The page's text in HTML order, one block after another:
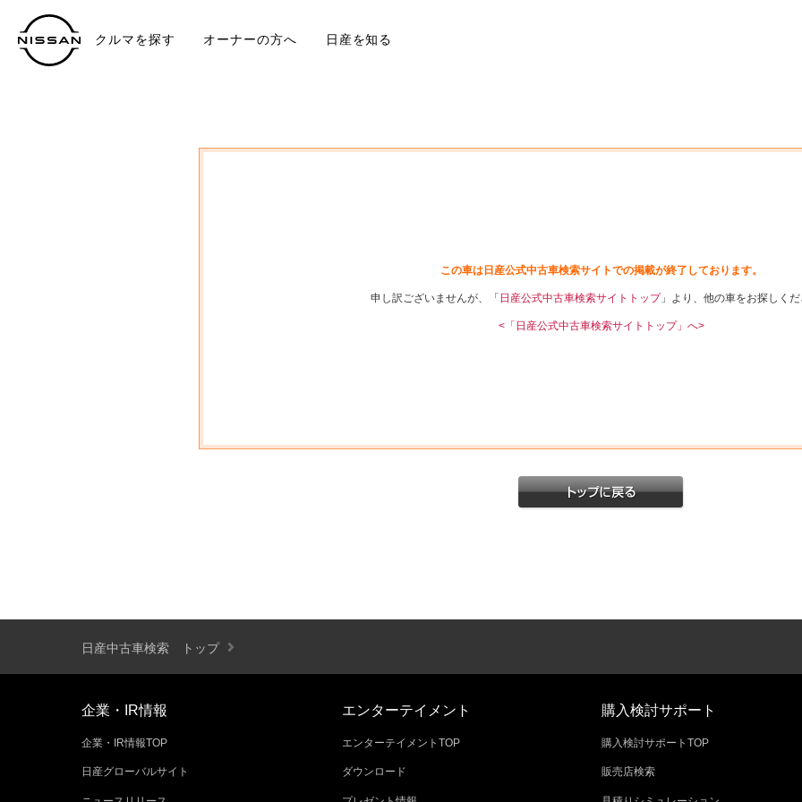
クルマを探す オーナーの方へ 日産を知る
この車は日産公式中古車検索サイトでの掲載が終了しております。
申し訳ございませんが、「 日産公式中古車検索サイトトップ」より、他の車をお探しくだ
<「日産公式中古車検索サイトトップ」へ>
日産中古車検索 トップ
企業・IR情報
企業・IR情報TOP
日産グローバルサイト
エンターテイメント
エンターテイメントTOP
ダウンロード
購入検討サポート
購入検討サポートTOP
販売店検索